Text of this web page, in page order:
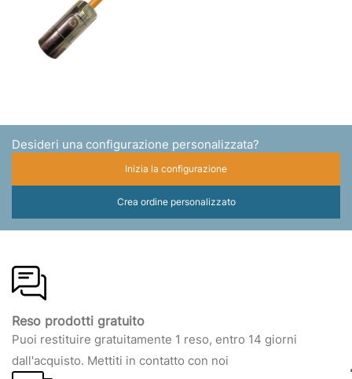
Desideri una configurazione personalizzata?
Inizia la configurazione
Crea ordine personalizzato
Reso prodotti gratuito
Puoi restituire gratuitamente 1 reso, entro 14 giorni
dall'acquisto. Mettiti in contatto con noi